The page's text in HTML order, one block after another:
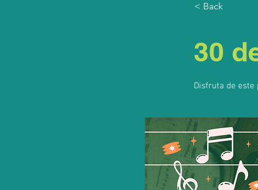
< Back
30
Disfruta de este